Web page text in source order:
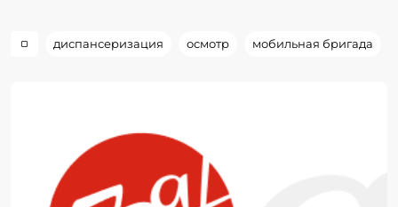
диспансеризация осмотр мобильная бригада